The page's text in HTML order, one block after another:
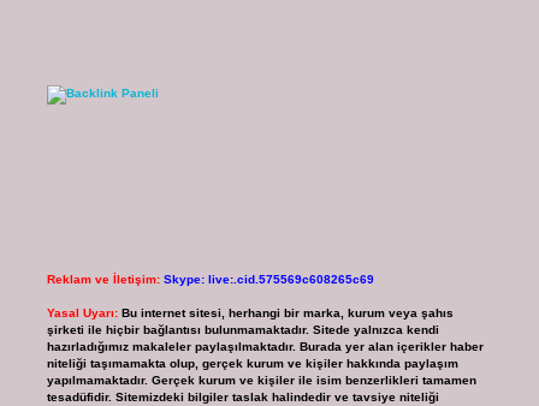
Reklam ve İletişim: Skype: live:.cid.575569c608265c69
Yasal Uyarı: Bu internet sitesi, herhangi bir marka, kurum veya şahıs
şirketi ile hiçbir bağlantısı bulunmamaktadır. Sitede yalnızca kendi
hazırladığımız makaleler paylaşılmaktadır. Burada yer alan içerikler haber
niteliği taşımamakta olup, gerçek kurum ve kişiler hakkında paylaşım
yapılmamaktadır. Gerçek kurum ve kişiler ile isim benzerlikleri tamamen
tesadüfidir. Sitemizdeki bilgiler taslak halindedir ve tavsiye niteliği